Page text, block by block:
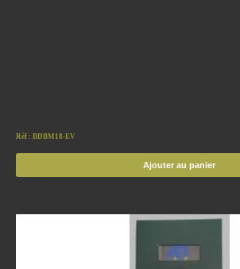
Réf : BDBM18-EV
Ajouter au panier